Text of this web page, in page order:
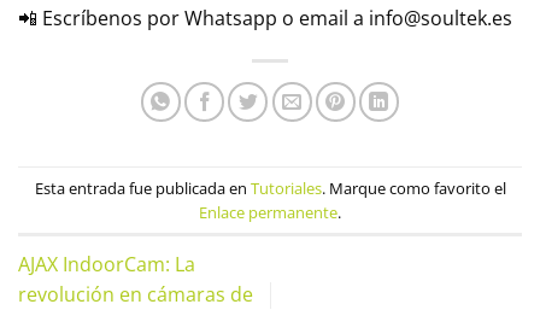
📲 Escríbenos por Whatsapp o email a info@soultek.es
Esta entrada fue publicada en Tutoriales. Marque como favorito el
Enlace permanente.
AJAX IndoorCam: La
revolución en cámaras de